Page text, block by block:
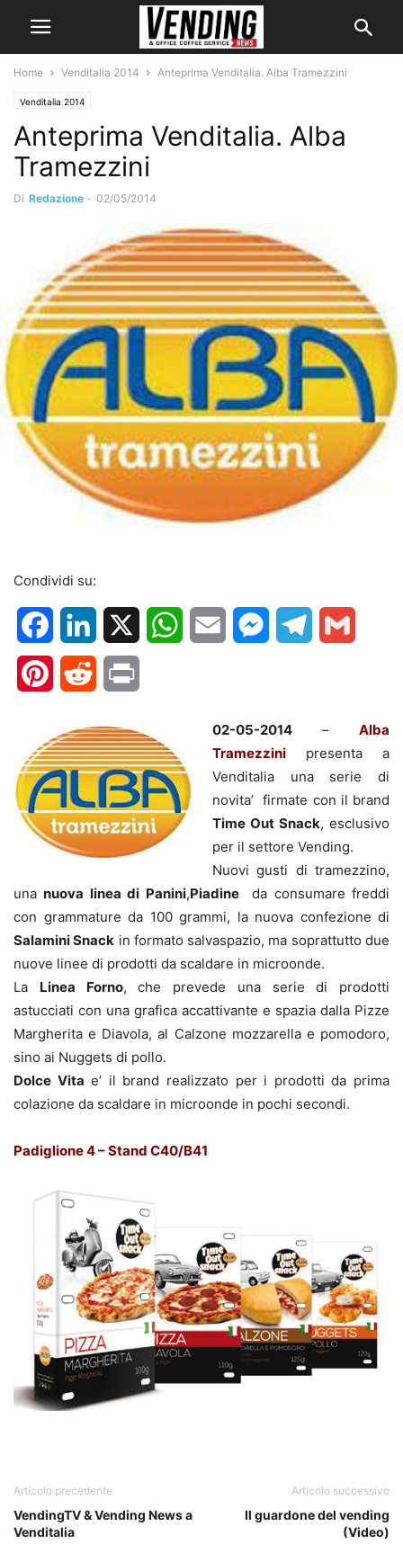
Home Venditalia 2014 Anteprima Venditalia. Alba Tramezzini
Venditalia 2014
Anteprima Venditalia. Alba
Tramezzini
Di Redazione - 02/05/2014
Condividi su:
FacebookLinkedIn WhatsApp
Email MessengerTelegram
PinterestReddit
02-05-2014 – Alba
Tramezzini presenta a
Venditalia una serie di
novita’ firmate con il brand
Time Out Snack, esclusivo
per il settore Vending.
Nuovi gusti di tramezzino,
unanuova linea di Panini,Piadineda consumare freddi
con grammature da 100 grammi, la nuova confezione di
Salamini Snack in formato salvaspazio, ma soprattutto due
nuove linee di prodotti da scaldare in microonde.
La Linea Forno, che prevede una serie di prodotti
astucciati con una grafica accattivante e spazia dalla Pizze
Margherita e Diavola, al Calzone mozzarella e pomodoro,
sino ai Nuggets di pollo.
Dolce Vita e’ il brand realizzato per i prodotti da prima
colazione da scaldare in microonde in pochi secondi.
Padiglione 4 – Stand C40/B41
Articolo precedente
VendingTV & Vending News a
Venditalia
Articolo successivo
Il guardone del vending
(Video)